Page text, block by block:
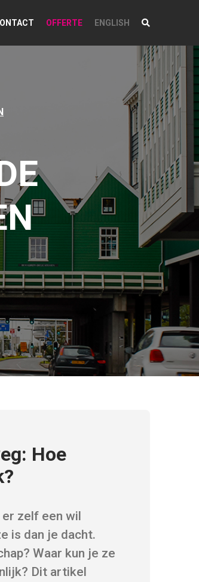
OFFERTE ENGLISH
Hoe
zelf een wil
is dan je dacht.
Waar kun je ze
Dit artikel